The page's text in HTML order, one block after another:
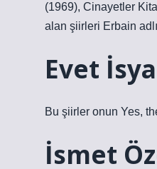
(1969), Cinayetler
alan şiirleri Erbain
Evet
Bu şiirler onun Yes,
İsmet